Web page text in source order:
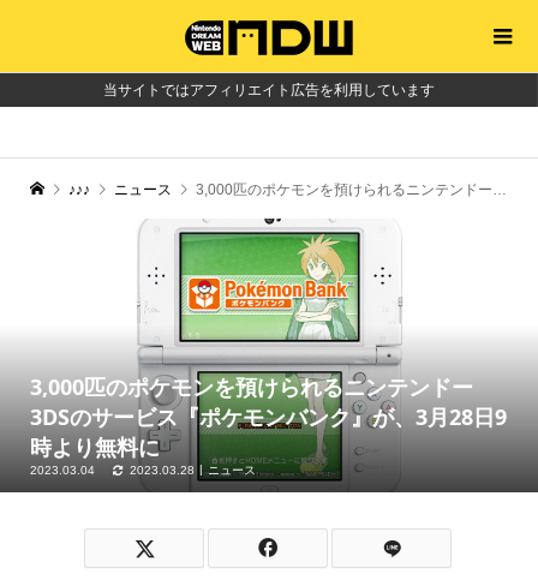
当サイトではアフィリエイト広告を利用しています
♪♪♪ ニュース 3,000匹のポケモンを預けられるニンテンドー3DSのサービス『ポケモンバンク』が、3月28日9時より無料に
3,000匹のポケモンを預けられるニンテンドー
3DSのサービス『ポケモンバンク』が、3月28日9
時より無料に
2023.03.04 2023.03.28 ニュース